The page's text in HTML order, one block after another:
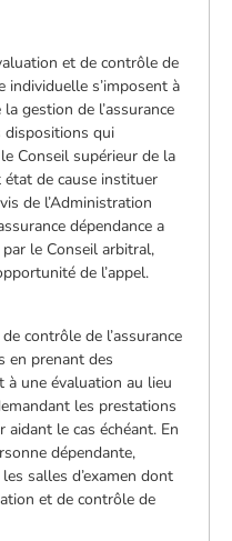
et de contrôle de
individuelle s’imposent à
la gestion de l’assurance
dispositions qui
Conseil supérieur de la
de cause instituer
de l’Administration
dépendance a
le Conseil arbitral,
de l’appel.
contrôle de l’assurance
en prenant des
à une évaluation au lieu
les prestations
aidant le cas échéant. En
dépendante,
salles d’examen dont
et de contrôle de